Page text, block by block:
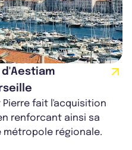
Pierre fait l'acquisition
renforcant ainsi sa
métropole régionale.